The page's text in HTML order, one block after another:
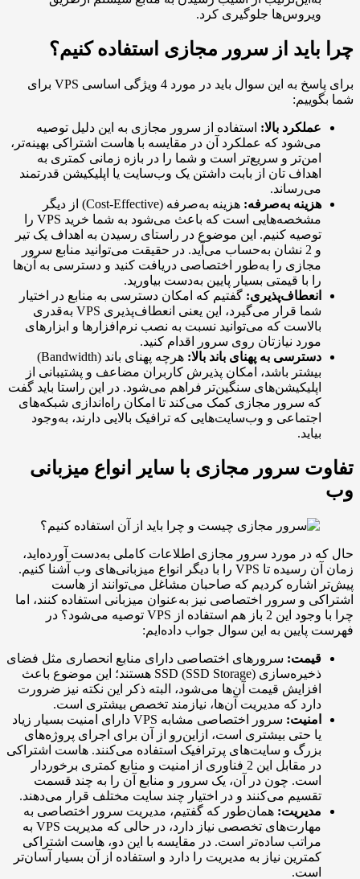
جلوگیری کرد.
از سرور مجازی استفاده کنیم؟
برای پاسخ به این سوال باید در مورد 4 ویژگی اساسی VPS برای
بالا:استفاده از سرور مجازی به این دلیل توصیه
که عملکرد آن در مقایسه با هاست اشتراکی بهینه‌تر،
و سریع‌تر است و شما را در بازه زمانی کمتری به
تان از بابت داشتن یک وب‌سایت یا اپلیکیشن قدرتمند
به‌صرفه:
هزینه به‌صرفه (Cost-Effective) از دیگر
مشخصه‌هایی است که باعث می‌شود به شما خرید VPS را
کنیم. این موضوع در راستای رسیدن به اهداف یک تیر
و 2 نشان به‌حساب می‌آید. در حقیقت می‌توانید منابع سرور
را به‌طور اختصاصی دریافت کنید و دسترسی به آن‌ها
با قیمتی بسیار پایین به‌دست بیاورید.
گفتیم که امکان دسترسی به منابع در اختیار
شما قرار می‌گیرد، این یعنی انعطاف‌پذیری VPS به‌قدری
که می‌توانید نسبت به نصب نرم‌افزارها و ابزارهای
نیازتان روی سرور اقدام کنید.
به پهنای باند بالا:
هرچه پهنای باند (Bandwidth)
باشد، امکان پذیرش کاربران مضاعف و پشتیبانی از
سنگین‌تر فراهم می‌شود. در این راستا باید گفت
سرور مجازی کمک می‌کند تا امکان راه‌اندازی شبکه‌های
و وب‌سایت‌هایی که ترافیک بالایی دارند، به‌وجود
سرور مجازی با سایر انواع میزبانی
مورد سرور مجازی اطلاعات کاملی به‌دست آورده‌اید،
زمان آن رسیده تا VPS را با دیگر انواع میزبانی‌های وب آشنا کنیم.
کردیم که صاحبان مشاغل می‌توانند از هاست
و سرور اختصاصی نیز به‌عنوان میزبانی استفاده کنند، اما
چرا با وجود این 2 باز هم استفاده از VPS توصیه می‌شود؟ در
به این سوال جواب داده‌ایم:
سرورهای اختصاصی دارای منابع انحصاری مثل فضای
ذخیره‌سازی SSD (SSD Storage) هستند؛ این موضوع باعث
قیمت آن‌ها می‌شود، البته ذکر این نکته نیز ضرورت
که مدیریت آن‌ها، نیازمند تخصص بیشتری است.
سرور اختصاصی مشابه VPS دارای امنیت بسیار زیاد
حتی بیشتری است، ازاین‌رو از آن برای اجرای پروژه‌های
و سایت‌های پرترافیک استفاده می‌کنند. هاست اشتراکی
در مقابل این 2 فناوری از امنیت و منابع کمتری برخوردار
چون در آن، یک سرور و منابع آن را به چند قسمت
می‌کنند و در اختیار چند سایت مختلف قرار می‌دهند.
همان‌طور که گفتیم، مدیریت سرور اختصاصی به
مهارت‌های تخصصی نیاز دارد، در حالی که مدیریت VPS به
ساده‌تر است. در مقایسه با این دو، هاست اشتراکی
نیاز به مدیریت را دارد و استفاده از آن بسیار آسان‌تر